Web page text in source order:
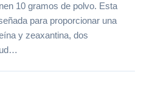
10 gramos de polvo. Esta
para proporcionar una
y zeaxantina, dos